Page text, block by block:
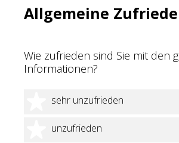
Allgemeine
Wie zufrieden sind Sie mit den
Informationen?
sehr unzufrieden
1 Stern
unzufrieden
2 Sterne